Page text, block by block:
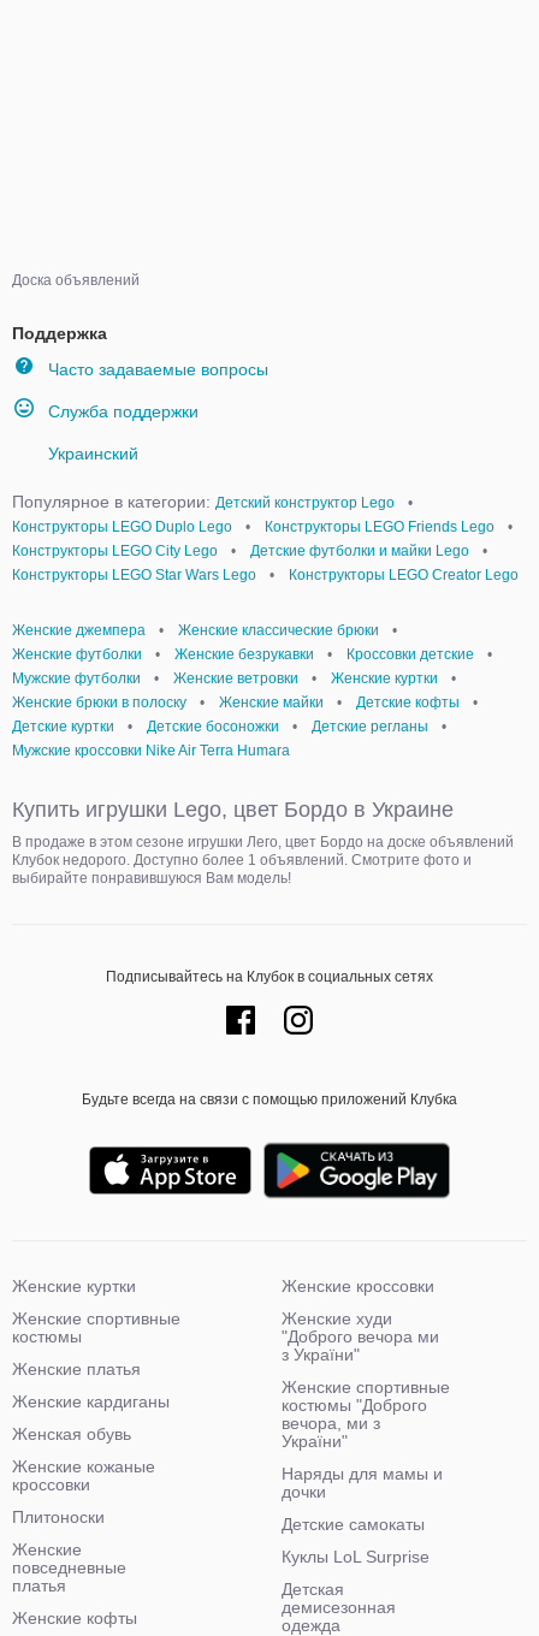
Доска объявлений
Поддержка
Часто задаваемые вопросы
Служба поддержки
Украинский
Популярное в категории: Детский конструктор Lego
•
Конструкторы LEGO Duplo Lego
• Конструкторы LEGO Friends Lego
•
Конструкторы LEGO Сity Lego
• Детские футболки и майки Lego
•
Конструкторы LEGO Star Wars Lego
• Конструкторы LEGO Creator Lego
Женские джемпера • Женские классические брюки
•
Женские футболки
• Женские безрукавки • Кроссовки детские
•
Мужские футболки
• Женские ветровки • Женские куртки
•
Женские брюки в полоску
• Женские майки • Детские кофты
•
Детские куртки
• Детские босоножки • Детские регланы
•
Мужские кроссовки Nike Air Terra Humara
Купить игрушки Lego, цвет Бордо в Украине
В продаже в этом сезоне игрушки Лего, цвет Бордо на доске объявлений
Клубок недорого. Доступно более 1 объявлений. Смотрите фото и
выбирайте понравившуюся Вам модель!
Подписывайтесь на Клубок в социальных сетях
Будьте всегда на связи с помощью приложений Клубка
Женские куртки
Женские спортивные
костюмы
Женские платья
Женские кардиганы
Женская обувь
Женские кожаные
кроссовки
Плитоноски
Женские
повседневные
платья
Женские кофты
Женские кроссовки
Женские худи
"Доброго вечора ми
з України"
Женские спортивные
костюмы "Доброго
вечора, ми з
України"
Наряды для мамы и
дочки
Детские самокаты
Куклы LoL Surprise
Детская
демисезонная
одежда